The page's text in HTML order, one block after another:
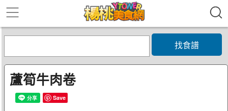
找食譜
蘆筍牛肉卷
Save